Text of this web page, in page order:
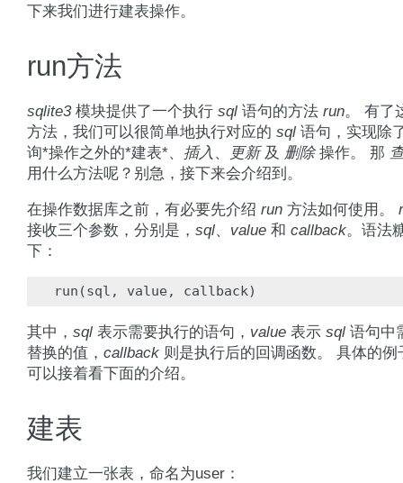
下来我们进行建表操作。
run方法
sqlite3模块提供了一个执行 sql 语句的方法 run。 有了
方法，我们可以很简单地执行对应的 sql 语句，实现除
询*操作之外的*建表*、 插入 、 更新及 删除操作。 那
用什么方法呢？别急，接下来会介绍到。
在操作数据库之前，有必要先介绍 run 方法如何使用。
接收三个参数，分别是， sql、 value 和 callback。语法
下：
run (sql , value , callback)
其中， sql 表示需要执行的语句， value 表示 sql 语句中
替换的值， callback 则是执行后的回调函数。 具体的例
可以接着看下面的介绍。
建表
我们建立一张表，命名为user：